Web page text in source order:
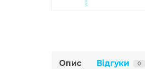
Опис Відгуки 0